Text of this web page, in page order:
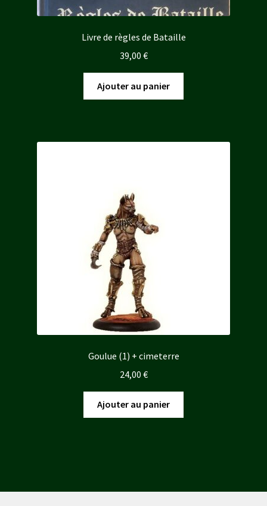
Livre de règles de Bataille
39,00 €
Ajouter au panier
Goulue (1) + cimeterre
24,00 €
Ajouter au panier